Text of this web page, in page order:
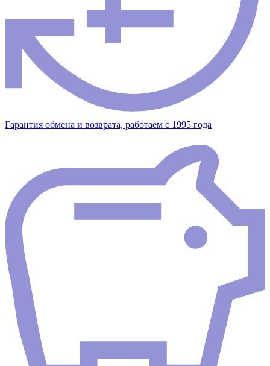
Гарантия обмена и возврата, работаем с 1995 года